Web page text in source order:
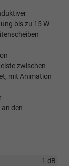
bis zu 15 W
zwischen
mit Animation
den
1 dB